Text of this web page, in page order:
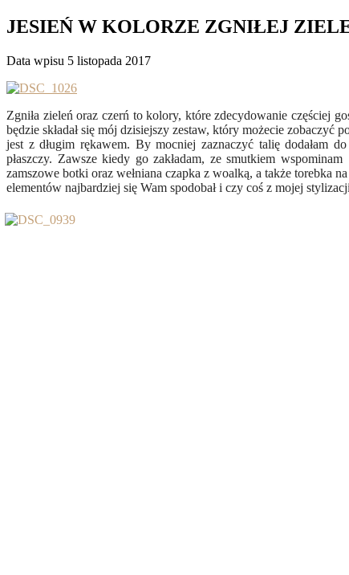
JESIEŃ W KOLORZE ZGNIŁEJ
Data wpisu 5 listopada 2017
Zgniła zieleń oraz czerń to kolory, które zdecydowanie częściej
będzie składał się mój dzisiejszy zestaw, który możecie
jest z długim rękawem. By mocniej zaznaczyć talię dodałam
płaszczy. Zawsze kiedy go zakładam, ze smutkiem
zamszowe botki oraz wełniana czapka z woalką, a także torebka
elementów najbardziej się Wam spodobał i czy coś z mojej